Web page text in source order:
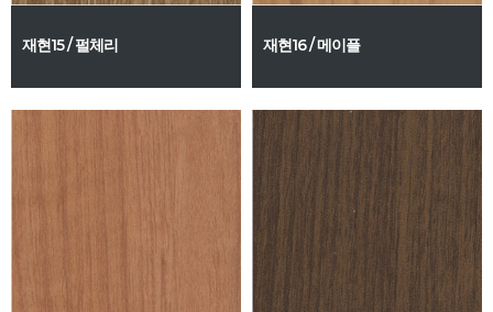
재현15 / 펄체리 재현16 / 메이플